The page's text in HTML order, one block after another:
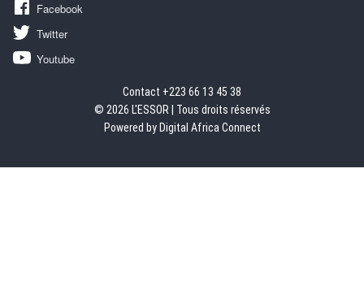
Facebook
Twitter
Youtube
Contact +223 66 13 45 38
© 2026 L'ESSOR | Tous droits réservés
Powered by Digital Africa Connect